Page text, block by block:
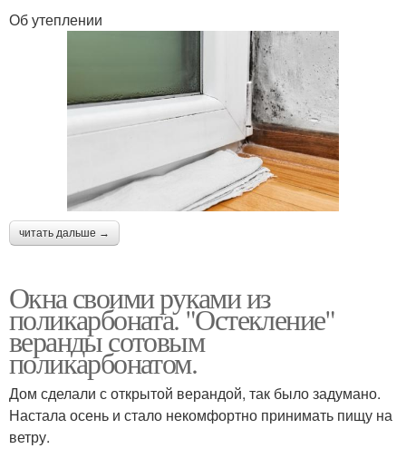
Об утеплении
читать дальше →
Окна своими руками из
поликарбоната. "Остекление"
веранды сотовым
поликарбонатом.
Дом сделали с открытой верандой, так было задумано.
Настала осень и стало некомфортно принимать пищу на
ветру.